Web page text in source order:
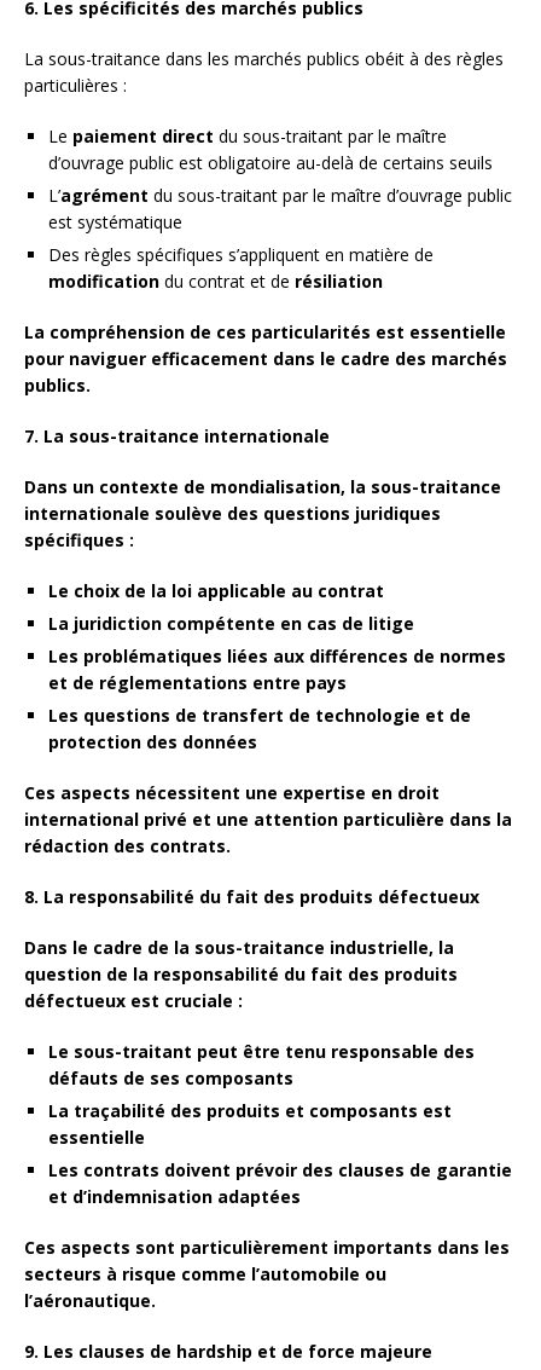
6. Les spécificités des marchés publics
La sous-traitance dans les marchés publics obéit à des règles
particulières :
Le paiement direct du sous-traitant par le maître
d’ouvrage public est obligatoire au-delà de certains seuils
L’agrément du sous-traitant par le maître d’ouvrage public
est systématique
Des règles spécifiques s’appliquent en matière de
modification du contrat et de résiliation
La compréhension de ces particularités est essentielle
pour naviguer efficacement dans le cadre des marchés
publics.
7. La sous-traitance internationale
Dans un contexte de mondialisation, la sous-traitance
internationale soulève des questions juridiques
spécifiques :
Le choix de la loi applicable au contrat
La juridiction compétente en cas de litige
Les problématiques liées aux différences de normes
et de réglementations entre pays
Les questions de transfert de technologie et de
protection des données
Ces aspects nécessitent une expertise en droit
international privé et une attention particulière dans la
rédaction des contrats.
8. La responsabilité du fait des produits défectueux
Dans le cadre de la sous-traitance industrielle, la
question de la responsabilité du fait des produits
défectueux est cruciale :
Le sous-traitant peut être tenu responsable des
défauts de ses composants
La traçabilité des produits et composants est
essentielle
Les contrats doivent prévoir des clauses de garantie
et d’indemnisation adaptées
Ces aspects sont particulièrement importants dans les
secteurs à risque comme l’automobile ou
l’aéronautique.
9. Les clauses de hardship et de force majeure